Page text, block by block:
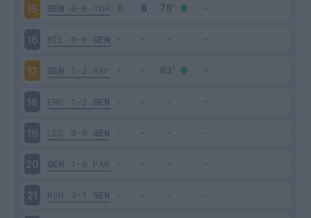
15 GEN 0-0 TOR
16 MIL 0-0 GEN
17 GEN 1-2 NAP
18 EMP 1-2 GEN
19 LEC 0-0 GEN
20 GEN 1-0 PAR
21 ROM 3-1 GEN